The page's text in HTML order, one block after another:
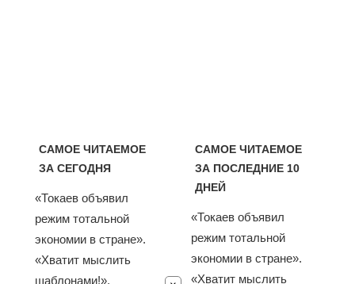
САМОЕ ЧИТАЕМОЕ
ЗА СЕГОДНЯ
«Токаев объявил
режим тотальной
экономии в стране».
«Хватит мыслить
шаблонами!».
САМОЕ ЧИТАЕМОЕ
ЗА ПОСЛЕДНИЕ 10
ДНЕЙ
«Токаев объявил
режим тотальной
экономии в стране».
«Хватит мыслить